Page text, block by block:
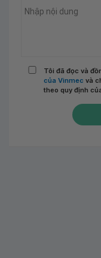
Tôi đã đọc và
của Vinmec và
theo quy định